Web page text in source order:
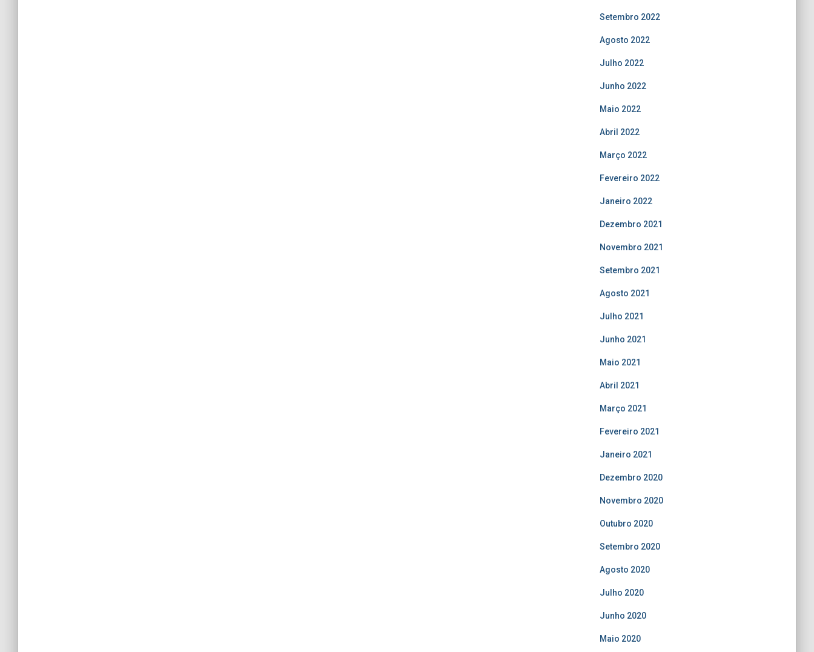
Setembro 2022
Agosto 2022
Julho 2022
Junho 2022
Maio 2022
Abril 2022
Março 2022
Fevereiro 2022
Janeiro 2022
Dezembro 2021
Novembro 2021
Setembro 2021
Agosto 2021
Julho 2021
Junho 2021
Maio 2021
Abril 2021
Março 2021
Fevereiro 2021
Janeiro 2021
Dezembro 2020
Novembro 2020
Outubro 2020
Setembro 2020
Agosto 2020
Julho 2020
Junho 2020
Maio 2020